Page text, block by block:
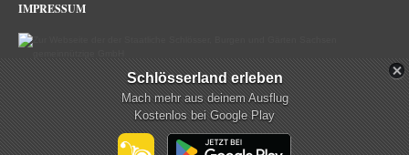
IMPRESSUM
Schlösserland Sachsen im Netz
Schlösserland erleben
Mach mehr aus deinem Ausflug
Kostenlos bei Google Play
mehr